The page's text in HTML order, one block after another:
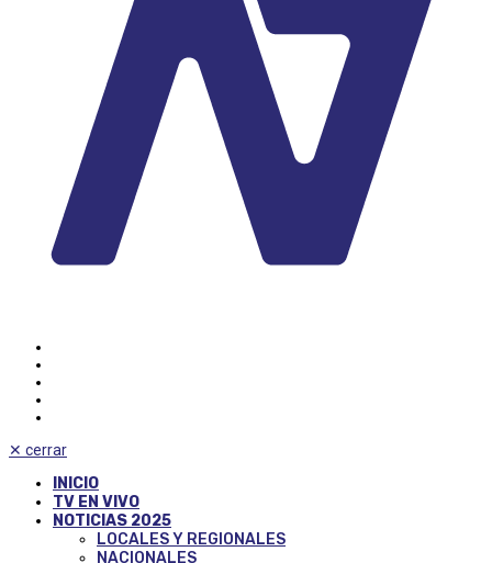
✕ cerrar
INICIO
TV EN VIVO
NOTICIAS 2025
LOCALES Y REGIONALES
NACIONALES